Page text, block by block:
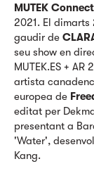
MUTEK Connect
2021. El dimarts
gaudir de
seu show en
MUTEK.ES +
artista canadenc
europea de
editat per
presentant a
'Water',
Kang.